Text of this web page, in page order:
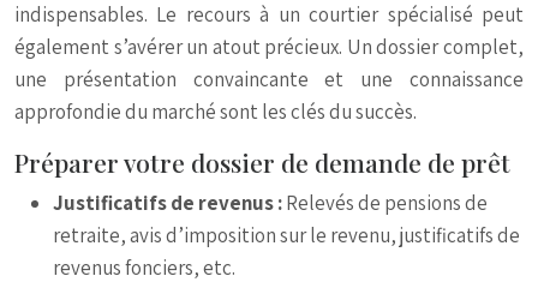
indispensables. Le recours à un courtier spécialisé peut
également s’avérer un atout précieux. Un dossier complet,
une présentation convaincante et une connaissance
approfondie du marché sont les clés du succès.
Préparer votre dossier de demande de prêt
Justificatifs de revenus :Relevés de pensions de
retraite, avis d’imposition sur le revenu, justificatifs de
revenus fonciers, etc.